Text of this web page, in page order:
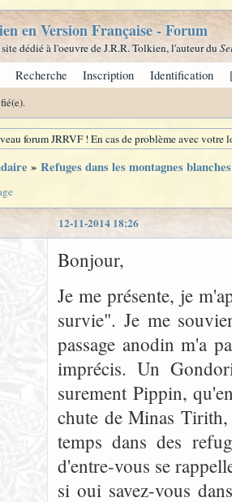
en Version Française - Forum
dédié à l'oeuvre de J.R.R. Tolkien, l'auteur du
Recherche Inscription Identification
forum JRRVF ! En cas de problème avec
» Refuges dans les montagnes blanches
12-11-2014 18:26
Bonjour,
Je me présente, je
survie". Je me
passage anodin m'a
imprécis. Un
surement Pippin,
chute de Minas
temps dans des
d'entre-vous se
si oui savez-vous